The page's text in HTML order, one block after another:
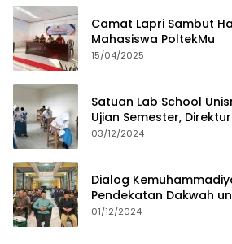
Camat Lapri Sambut
Mahasiswa PoltekMu
15/04/2025
Satuan Lab School
Ujian Semester,
Proses Pembelajaran
03/12/2024
Dialog
Pendekatan Dakwah
01/12/2024